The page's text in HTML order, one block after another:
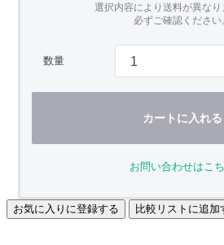
選択内容により送料が異なり
必ずご確認ください
数量
カートに入れる
お問い合わせはこ
お気に入りに登録する 比較リストに追加